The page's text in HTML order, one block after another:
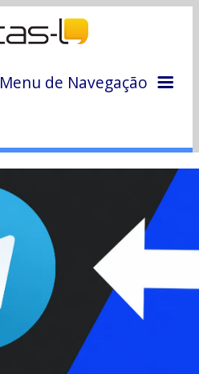
Menu de Navegação
Colunas
Colaboradores